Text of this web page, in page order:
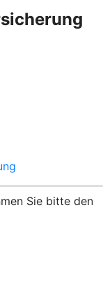
Sie bitte den